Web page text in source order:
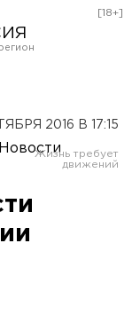
[18+]
2016 В 17:15